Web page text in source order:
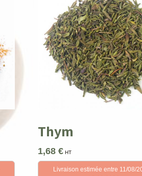
Thym
1,68 € HT
Livraison estimée entre 11/08/